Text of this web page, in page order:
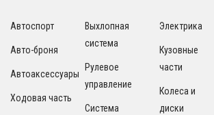
Автоспорт
Авто-броня
Автоаксессуары
Ходовая часть
Выхлопная
система
Рулевое
управление
Система
Электрика
Кузовные
части
Колеса и
диски